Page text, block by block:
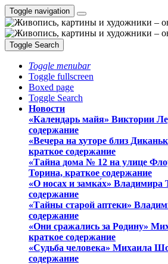
Toggle navigation
Toggle Search
Toggle menubar
Toggle fullscreen
Boxed page
Toggle Search
Новости
«Календарь майя» Виктории
содержание
«Вечера на хуторе близ
краткое содержание
«Тайна дома № 12 на улице
Торина, краткое содержание
«О носах и замка́х» Владимира
содержание
«Тайны старой аптеки»
содержание
«Они сражались за Родину»
краткое содержание
«Судьба человека» Михаила
содержание